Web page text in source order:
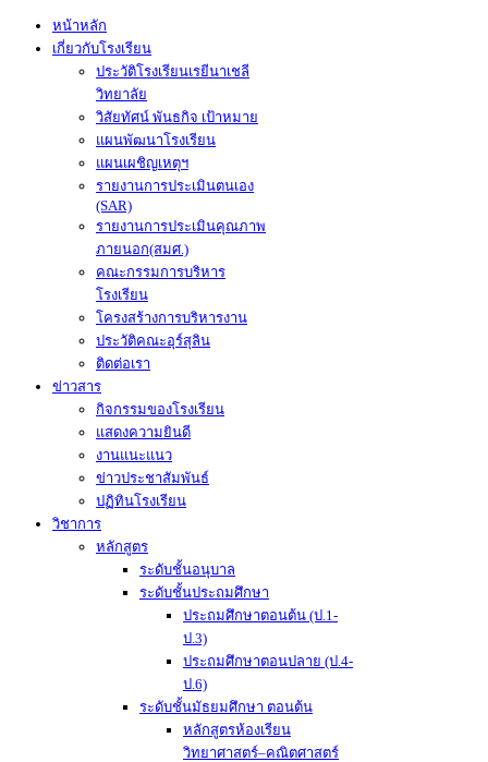
หน้าหลัก
เกี่ยวกับโรงเรียน
ประวัติโรงเรียนเรยีนาเชลี
วิทยาลัย
วิสัยทัศน์ พันธกิจ เป้าหมาย
แผนพัฒนาโรงเรียน
แผนเผชิญเหตุฯ
รายงานการประเมินตนเอง
(SAR)
รายงานการประเมินคุณภาพ
ภายนอก(สมศ.)
คณะกรรมการบริหาร
โรงเรียน
โครงสร้างการบริหารงาน
ประวัติคณะอุร์สุลิน
ติดต่อเรา
ข่าวสาร
กิจกรรมของโรงเรียน
แสดงความยินดี
งานแนะแนว
ข่าวประชาสัมพันธ์
ปฏิทินโรงเรียน
วิชาการ
หลักสูตร
ระดับชั้นอนุบาล
ระดับชั้นประถมศึกษา
ประถมศึกษาตอนต้น (ป.1-
ป.3)
ประถมศึกษาตอนปลาย (ป.4-
ป.6)
ระดับชั้นมัธยมศึกษา ตอนต้น
หลักสูตรห้องเรียน
วิทยาศาสตร์–คณิตศาสตร์